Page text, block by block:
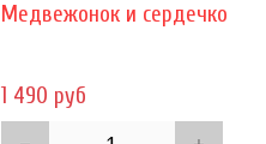
Медвежонок и сердечко
1 490 руб